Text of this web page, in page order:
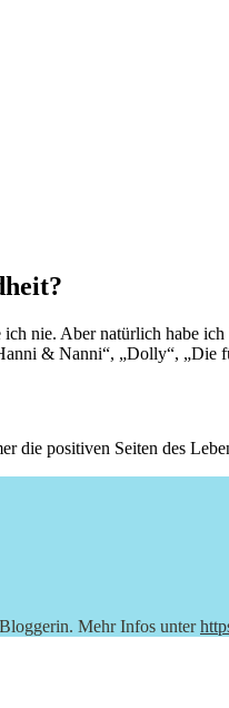
nie. Aber natürlich habe
& Nanni“, „Dolly“, „Die
die positiven Seiten des
Mehr Infos unter